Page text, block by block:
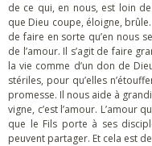
de ce qui, en nous, est loin
que Dieu coupe, éloigne,
de faire en sorte qu’en nous
de l’amour. Il s’agit de faire
la vie comme d’un don de
stériles, pour qu’elles
promesse. Il nous aide à
vigne, c’est l’amour. L’amour
que le Fils porte à ses
peuvent partager. Et cela est